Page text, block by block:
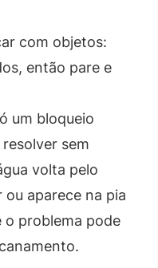
com objetos:
então pare e
um bloqueio
sem
volta pelo
ou aparece na pia
o problema pode